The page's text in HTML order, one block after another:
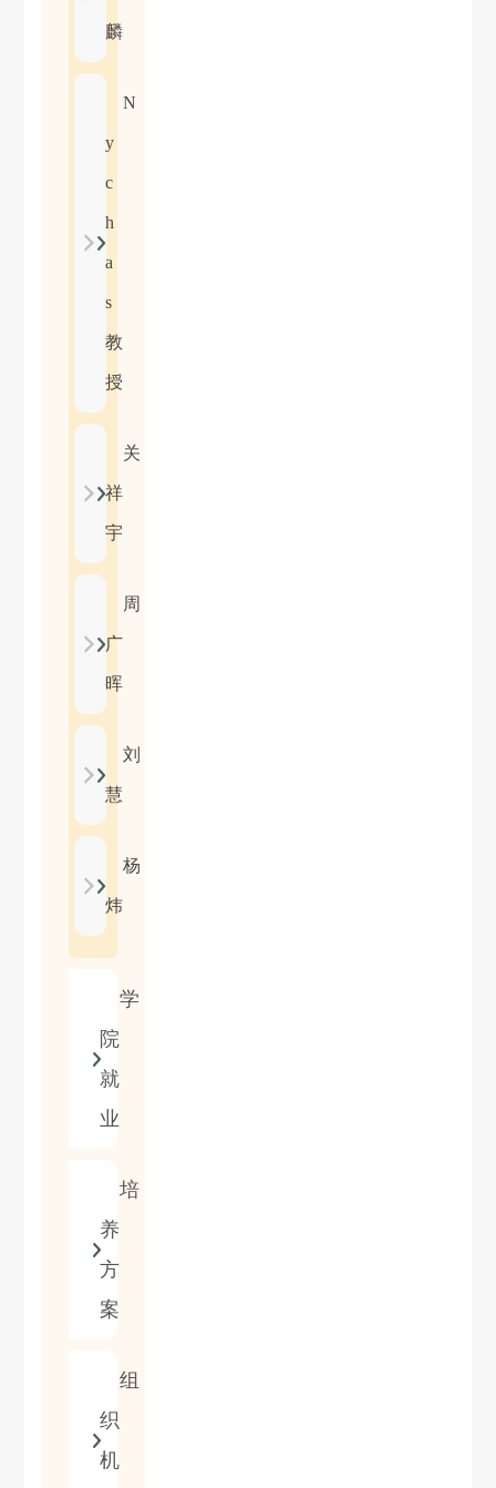
麟
N
y
c
h
a
s
教
授
关
祥
宇
周
广
晖
刘
慧
杨
炜
学
院
就
业
培
养
方
案
组
织
机